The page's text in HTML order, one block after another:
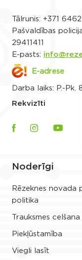
Tālrunis: +371
Pašvaldības
29411411
E-pasts:
E-adrese
Darba laiks: P.-Pk.
Rekvizīti
Noderīgi
Rēzeknes novada
politika
Trauksmes celšana
Piekļūstamība
Viegli lasīt